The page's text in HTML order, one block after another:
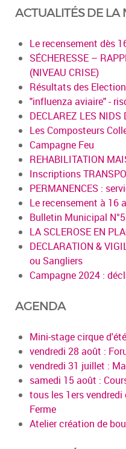
ACTUALITÉS DE LA
Le recensement dès
SÉCHERESSE –
(NIVEAU CRISE)
Résultats des
"influenza aviaire" -
DECLAREZ LES NIDS
Les Composteurs
Campagne Feu
REHABILITATION
Inscriptions
PERMANENCES :
Le recensement à 16
Bulletin Municipal
LA SCLEROSE EN
DECLARATION &
ou Sangliers
Campagne 2024 :
AGENDA
Mini-stage cirque
vendredi 28 août :
vendredi 31 juillet :
samedi 15 août :
tous les 1ers
Ferme
Atelier création de